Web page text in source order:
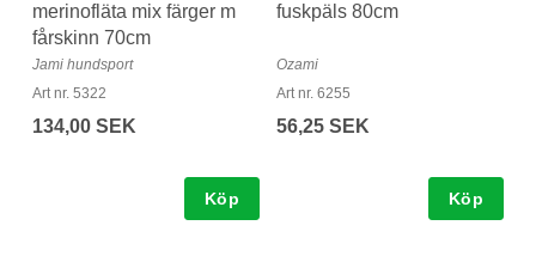
merinofläta mix färger m
fårskinn 70cm
Jami hundsport
Art nr. 5322
134,00 SEK
Köp
fuskpäls 80cm
Ozami
Art nr. 6255
56,25 SEK
Köp